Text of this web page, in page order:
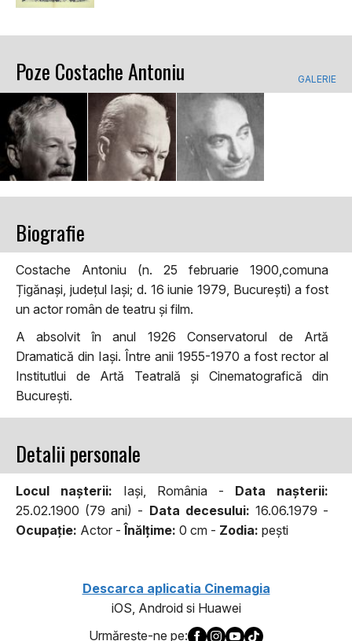
Poze Costache Antoniu GALERIE
Biografie
Costache Antoniu (n. 25 februarie 1900,comuna
Țigănași, județul Iași; d. 16 iunie 1979, București) a fost
un actor român de teatru și film.
A absolvit în anul 1926 Conservatorul de Artă
Dramatică din Iași. Între anii 1955-1970 a fost rector al
Institutlui de Artă Teatrală și Cinematografică din
București.
Detalii personale
Locul naşterii: Iași, România - Data naşterii:
25.02.1900 (79 ani) - Data decesului: 16.06.1979 -
Ocupaţie: Actor -Înălţime: 0 cm - Zodia: peşti
Descarca aplicatia Cinemagia
iOS, Android si Huawei
Urmăreşte-ne pe: